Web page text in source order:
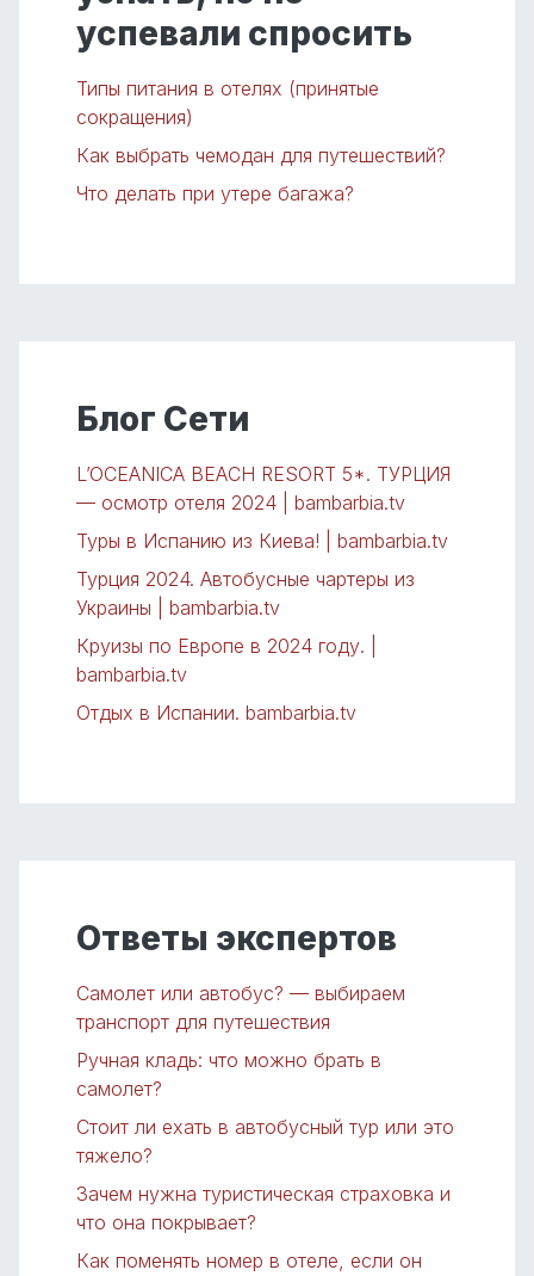
успевали спросить
Типы питания в отелях (принятые
сокращения)
Как выбрать чемодан для путешествий?
Что делать при утере багажа?
Блог Сети
L’OCEANICA BEACH RESORT 5*. ТУРЦИЯ
— осмотр отеля 2024 | bambarbia.tv
Туры в Испанию из Киева! | bambarbia.tv
Турция 2024. Автобусные чартеры из
Украины | bambarbia.tv
Круизы по Европе в 2024 году. |
bambarbia.tv
Отдых в Испании. bambarbia.tv
Ответы экспертов
Самолет или автобус? — выбираем
транспорт для путешествия
Ручная кладь: что можно брать в
самолет?
Стоит ли ехать в автобусный тур или это
тяжело?
Зачем нужна туристическая страховка и
что она покрывает?
Как поменять номер в отеле, если он